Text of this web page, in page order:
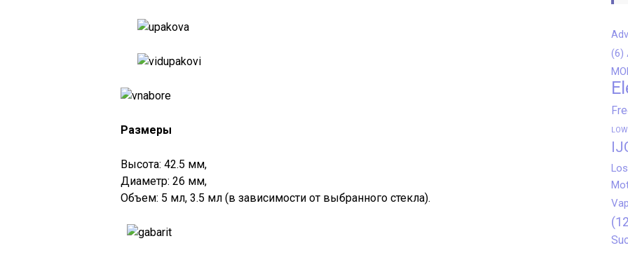
Размеры
Высота: 42.5 мм,
Диаметр: 26 мм,
Объем: 5 мл, 3.5 мл (в зависимости от выбранного стекла).
(6)